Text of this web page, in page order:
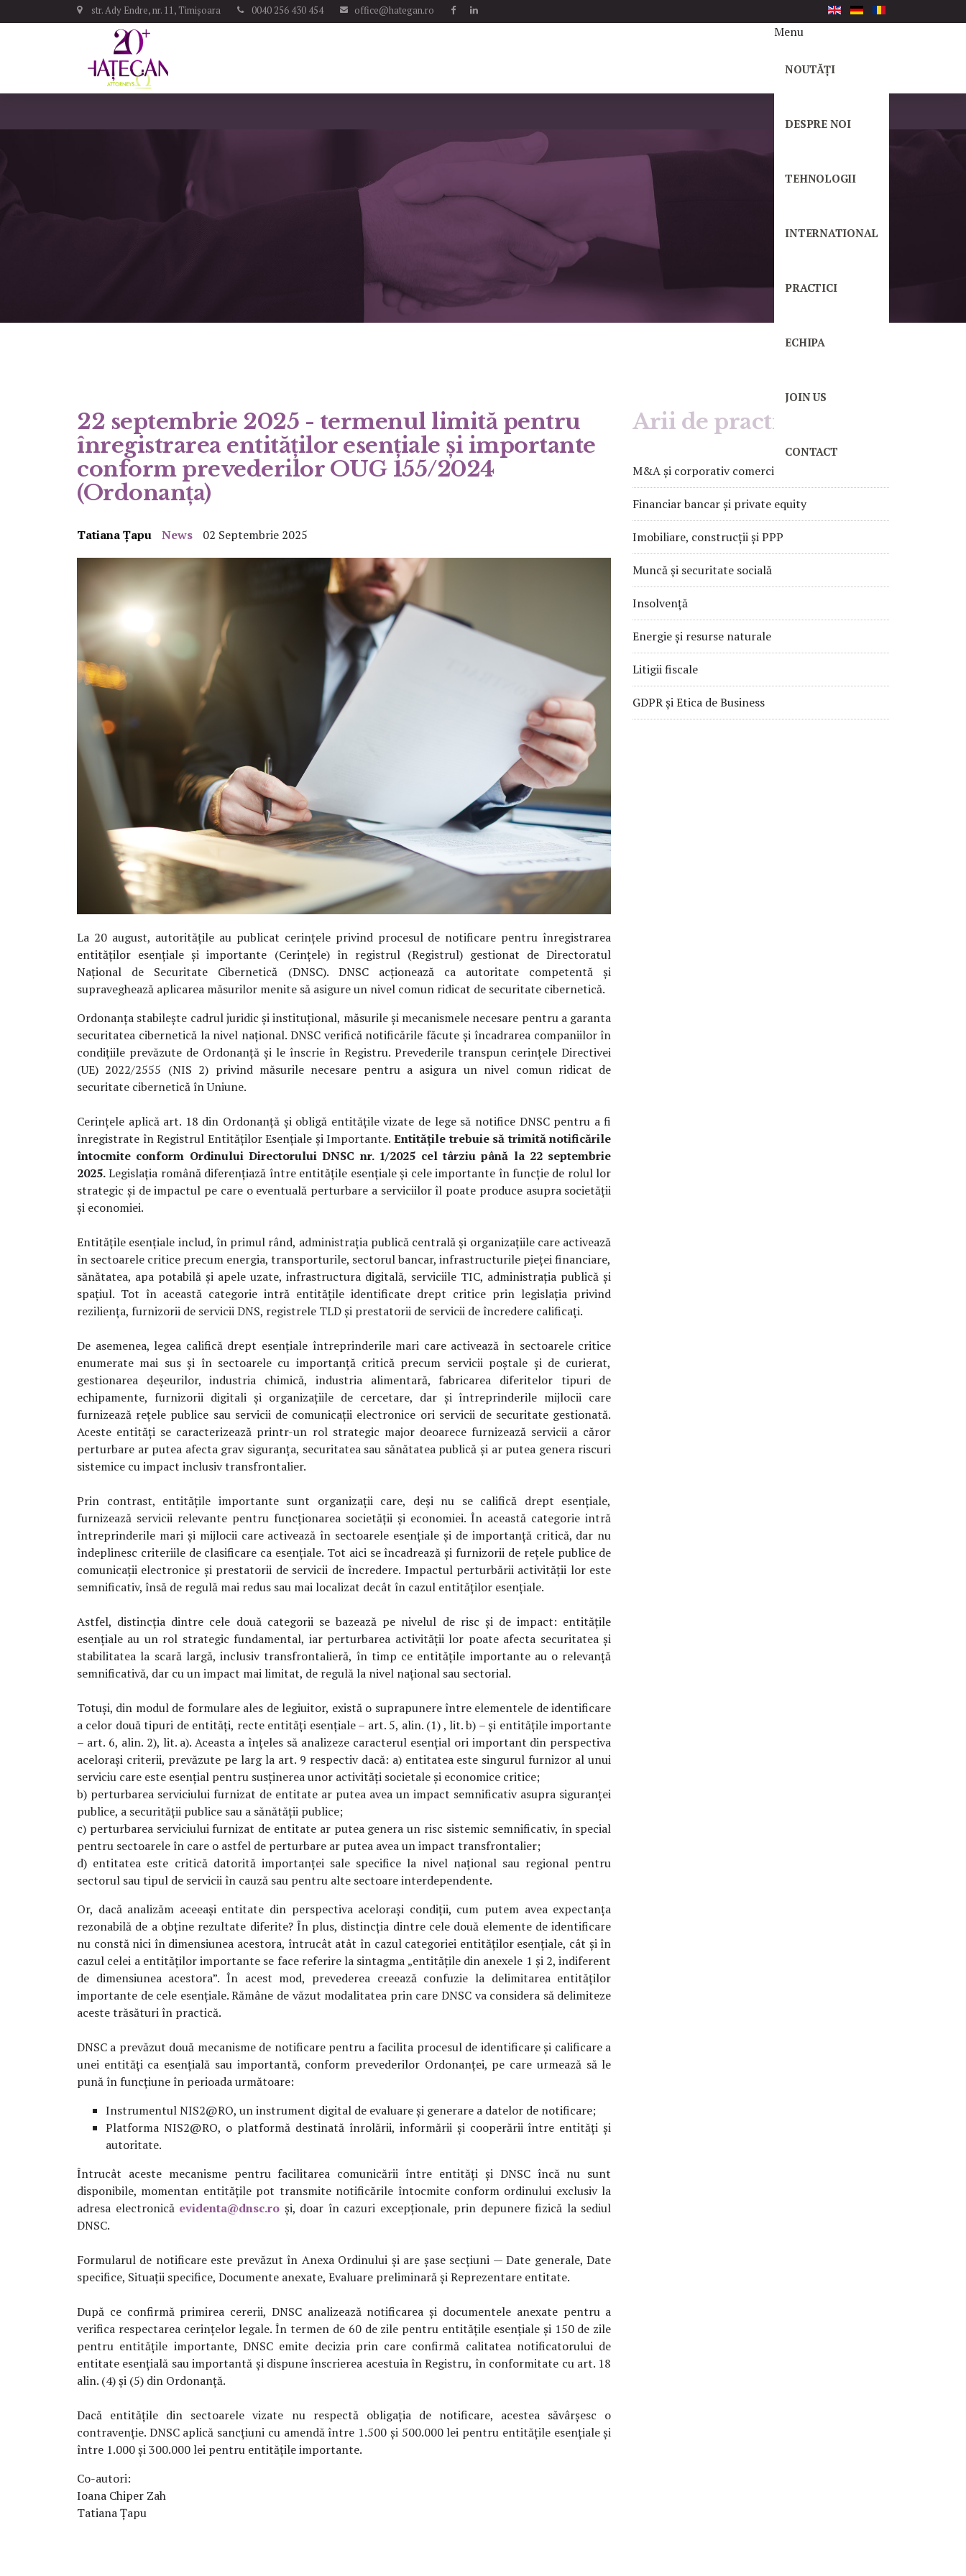
str. Ady Endre, nr. 11, Timișoara 0040 256 430 454 office@hategan.ro
Menu
NOUTĂȚI
DESPRE NOI
TEHNOLOGII
INTERNATIONAL
PRACTICI
ECHIPA
JOIN US
CONTACT
22 septembrie 2025 - termenul limită pentru
înregistrarea entităților esențiale și importante
conform prevederilor OUG 155/2024
(Ordonanța)
Tatiana Țapu News 02 Septembrie 2025
La 20 august, autoritățile au publicat cerințele privind procesul de notificare pentru înregistrarea
entităților esențiale și importante (Cerințele) în registrul (Registrul) gestionat de Directoratul
Național de Securitate Cibernetică (DNSC). DNSC acționează ca autoritate competentă și
supraveghează aplicarea măsurilor menite să asigure un nivel comun ridicat de securitate cibernetică.
Ordonanța stabilește cadrul juridic și instituțional, măsurile și mecanismele necesare pentru a garanta
securitatea cibernetică la nivel național. DNSC verifică notificările făcute și încadrarea companiilor în
condițiile prevăzute de Ordonanță și le înscrie în Registru. Prevederile transpun cerințele Directivei
(UE) 2022/2555 (NIS 2) privind măsurile necesare pentru a asigura un nivel comun ridicat de
securitate cibernetică în Uniune.
Cerințele aplică art. 18 din Ordonanță și obligă entitățile vizate de lege să notifice DNSC pentru a fi
înregistrate în Registrul Entităților Esențiale și Importante.Entitățile trebuie să trimită notificările
întocmite conform Ordinului Directorului DNSC nr. 1/2025 cel târziu până la 22 septembrie
2025.Legislația română diferențiază între entitățile esențiale și cele importante în funcție de rolul lor
strategic și de impactul pe care o eventuală perturbare a serviciilor îl poate produce asupra societății
și economiei.
Entitățile esențiale includ, în primul rând, administrația publică centrală și organizațiile care activează
în sectoarele critice precum energia, transporturile, sectorul bancar, infrastructurile pieței financiare,
sănătatea, apa potabilă și apele uzate, infrastructura digitală, serviciile TIC, administrația publică și
spațiul. Tot în această categorie intră entitățile identificate drept critice prin legislația privind
reziliența, furnizorii de servicii DNS, registrele TLD și prestatorii de servicii de încredere calificați.
De asemenea, legea califică drept esențiale întreprinderile mari care activează în sectoarele critice
enumerate mai sus și în sectoarele cu importanță critică precum servicii poștale și de curierat,
gestionarea deșeurilor, industria chimică, industria alimentară, fabricarea diferitelor tipuri de
echipamente, furnizorii digitali și organizațiile de cercetare, dar și întreprinderile mijlocii care
furnizează rețele publice sau servicii de comunicații electronice ori servicii de securitate gestionată.
Aceste entități se caracterizează printr-un rol strategic major deoarece furnizează servicii a căror
perturbare ar putea afecta grav siguranța, securitatea sau sănătatea publică și ar putea genera riscuri
sistemice cu impact inclusiv transfrontalier.
Prin contrast, entitățile importante sunt organizații care, deși nu se califică drept esențiale,
furnizează servicii relevante pentru funcționarea societății și economiei. În această categorie intră
întreprinderile mari și mijlocii care activează în sectoarele esențiale și de importanță critică, dar nu
îndeplinesc criteriile de clasificare ca esențiale. Tot aici se încadrează și furnizorii de rețele publice de
comunicații electronice și prestatorii de servicii de încredere. Impactul perturbării activității lor este
semnificativ, însă de regulă mai redus sau mai localizat decât în cazul entităților esențiale.
Astfel, distincția dintre cele două categorii se bazează pe nivelul de risc și de impact: entitățile
esențiale au un rol strategic fundamental, iar perturbarea activității lor poate afecta securitatea și
stabilitatea la scară largă, inclusiv transfrontalieră, în timp ce entitățile importante au o relevanță
semnificativă, dar cu un impact mai limitat, de regulă la nivel național sau sectorial.
Totuși, din modul de formulare ales de legiuitor, există o suprapunere între elementele de identificare
a celor două tipuri de entități, recte entități esențiale – art. 5, alin. (1) , lit. b) – și entitățile importante
– art. 6, alin. 2), lit. a). Aceasta a înțeles să analizeze caracterul esențial ori important din perspectiva
acelorași criterii, prevăzute pe larg la art. 9 respectiv dacă: a) entitatea este singurul furnizor al unui
serviciu care este esențial pentru susținerea unor activități societale şi economice critice;
b) perturbarea serviciului furnizat de entitate ar putea avea un impact semnificativ asupra siguranței
publice, a securității publice sau a sănătății publice;
c) perturbarea serviciului furnizat de entitate ar putea genera un risc sistemic semnificativ, în special
pentru sectoarele în care o astfel de perturbare ar putea avea un impact transfrontalier;
d) entitatea este critică datorită importanței sale specifice la nivel național sau regional pentru
sectorul sau tipul de servicii în cauză sau pentru alte sectoare interdependente.
Or, dacă analizăm aceeași entitate din perspectiva acelorași condiții, cum putem avea expectanța
rezonabilă de a obține rezultate diferite? În plus, distincția dintre cele două elemente de identificare
nu constă nici în dimensiunea acestora, întrucât atât în cazul categoriei entităților esențiale, cât și în
cazul celei a entităților importante se face referire la sintagma „entitățile din anexele 1 și 2, indiferent
de dimensiunea acestora”. În acest mod, prevederea creează confuzie la delimitarea entităților
importante de cele esențiale. Rămâne de văzut modalitatea prin care DNSC va considera să delimiteze
aceste trăsături în practică.
DNSC a prevăzut două mecanisme de notificare pentru a facilita procesul de identificare și calificare a
unei entități ca esențială sau importantă, conform prevederilor Ordonanței, pe care urmează să le
pună în funcțiune în perioada următoare:
Instrumentul NIS2@RO, un instrument digital de evaluare și generare a datelor de notificare;
Platforma NIS2@RO, o platformă destinată înrolării, informării și cooperării între entități și
autoritate.
Întrucât aceste mecanisme pentru facilitarea comunicării între entități și DNSC încă nu sunt
disponibile, momentan entitățile pot transmite notificările întocmite conform ordinului exclusiv la
adresa electronică evidenta@dnsc.ro și, doar în cazuri excepționale, prin depunere fizică la sediul
DNSC.
Formularul de notificare este prevăzut în Anexa Ordinului și are șase secțiuni — Date generale, Date
specifice, Situații specifice, Documente anexate, Evaluare preliminară și Reprezentare entitate.
După ce confirmă primirea cererii, DNSC analizează notificarea și documentele anexate pentru a
verifica respectarea cerințelor legale. În termen de 60 de zile pentru entitățile esențiale și 150 de zile
pentru entitățile importante, DNSC emite decizia prin care confirmă calitatea notificatorului de
entitate esențială sau importantă și dispune înscrierea acestuia în Registru, în conformitate cu art. 18
alin. (4) și (5) din Ordonanță.
Dacă entitățile din sectoarele vizate nu respectă obligația de notificare, acestea săvârșesc o
contravenție. DNSC aplică sancțiuni cu amendă între 1.500 și 500.000 lei pentru entitățile esențiale și
între 1.000 și 300.000 lei pentru entitățile importante.
Co-autori:
Ioana Chiper Zah
Tatiana Țapu
Arii de practică
M&A și corporativ comercial
Financiar bancar și private equity
Imobiliare, construcții și PPP
Muncă și securitate socială
Insolvență
Energie și resurse naturale
Litigii fiscale
GDPR și Etica de Business